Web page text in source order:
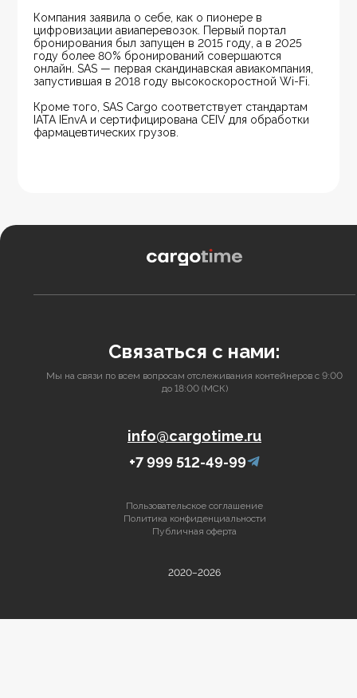
Компания заявила о себе, как о пионере в
цифровизации авиаперевозок. Первый портал
бронирования был запущен в 2015 году, а в 2025
году более 80% бронирований совершаются
онлайн. SAS — первая скандинавская авиакомпания,
запустившая в 2018 году высокоскоростной Wi-Fi.
Кроме того, SAS Cargo соответствует стандартам
IATA IEnvA и сертифицирована CEIV для обработки
фармацевтических грузов.
Связаться с нами:
Мы на связи по всем вопросам отслеживания контейнеров с 9:00
до 18:00 (МСК)
info@cargotime.ru
+7 999 512-49-99
2020–2026
Пользовательское соглашение
Политика конфиденциальности
Публичная оферта